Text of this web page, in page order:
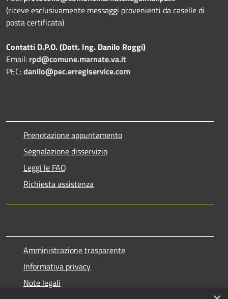
(riceve esclusivamente messaggi provenienti da caselle di
posta certificata)
Contatti D.P.O. (Dott. Ing. Danilo Roggi)
Email: rpd@comune.marnate.va.it
PEC:danilo@pec.erregiservice.com
Prenotazione appuntamento
Segnalazione disservizio
Leggi le FAQ
Richiesta assistenza
Amministrazione trasparente
Informativa privacy
Note legali